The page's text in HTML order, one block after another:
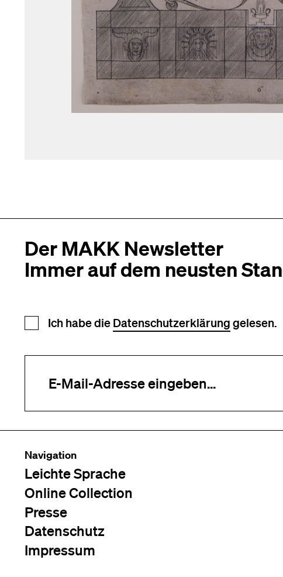
Der MAKK Newsletter
Immer auf dem neusten
Newsletter Anmeldung
Ich habe die Datenschutzerklärung gelesen.
Navigation
Leichte Sprache
Online Collection
Presse
Datenschutz
Impressum